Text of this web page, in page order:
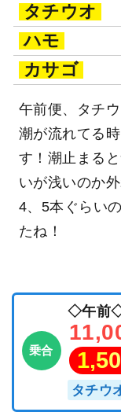
タチウオ
ハモ
カサゴ
午前便、タチ
潮が流れてる
す！潮止まる
いが浅いのか
4、5本ぐらい
たね！
乗合
◇午前◇
タチウ